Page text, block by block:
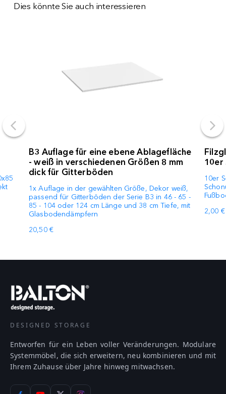
Dies könnte Sie auch interessieren
B3 Auflage für eine ebene Ablagefläche
- weiß in verschiedenen Größen 8 mm
dick für Gitterböden
1x Auflage in der gewählten Größe, Dekor weiß,
passend für Gitterböden der Serie B3 in 46 - 65 -
85 - 104 oder 124 cm Länge und 38 cm Tiefe, mit
Glasbodendämpfern
20,50 €
10er
10er
2,00 €
DESIGNED STORAGE
Entworfen für ein Leben voller Veränderungen. Modulare
Systemmöbel, die sich erweitern, neu kombinieren und mit
Ihrem Zuhause über Jahre hinweg mitwachsen.